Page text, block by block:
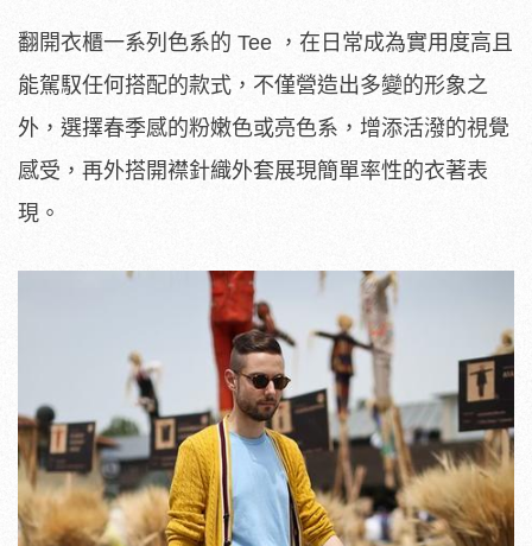
翻開衣櫃一系列色系的 Tee ，在日常成為實用度高且
能駕馭任何搭配的款式，不僅營造出多變的形象之
外，選擇春季感的粉嫩色或亮色系，增添活潑的視覺
感受，再外搭開襟針織外套展現簡單率性的衣著表
現。